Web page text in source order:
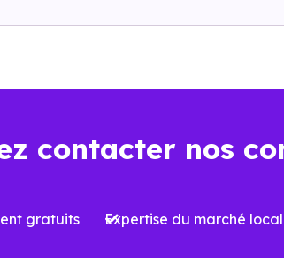
contacter nos
gratuits Expertise du marché local